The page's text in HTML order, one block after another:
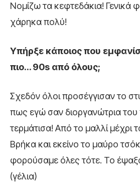
Νομίζω τα κεφτεδάκια! Γενικά
χάρηκα πολύ!
Υπήρξε κάποιος που
πιο… 90s από όλους;
Σχεδόν όλοι προσέγγισαν το
πως εγώ σαν διοργανώτρια του
τερμάτισα! Από το μαλλί μέχρι
Βρήκα και εκείνο το μαύρο
φορούσαμε όλες τότε. Το
(γέλια)